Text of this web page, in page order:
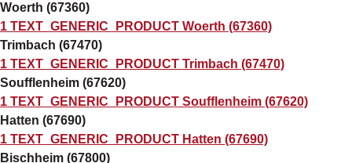
Woerth (67360)
1 TEXT_GENERIC_PRODUCT Woerth (67360)
Trimbach (67470)
1 TEXT_GENERIC_PRODUCT Trimbach (67470)
Soufflenheim (67620)
1 TEXT_GENERIC_PRODUCT Soufflenheim (67620)
Hatten (67690)
1 TEXT_GENERIC_PRODUCT Hatten (67690)
Bischheim (67800)